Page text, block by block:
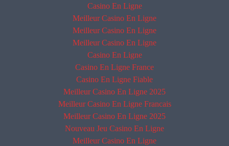
Casino En Ligne
Meilleur Casino En Ligne
Meilleur Casino En Ligne
Meilleur Casino En Ligne
Casino En Ligne
Casino En Ligne France
Casino En Ligne Fiable
Meilleur Casino En Ligne 2025
Meilleur Casino En Ligne Francais
Meilleur Casino En Ligne 2025
Nouveau Jeu Casino En Ligne
Meilleur Casino En Ligne